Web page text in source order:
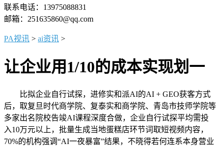
联系电话：13975088831
邮箱：251635860@qq.com
PA视讯 > ai资讯 >
让企业用1/10的成本实现划一
比拟企业自行试探，进修实和派AI的AI + GEO获客方式
后，取复旦时代商学院、复泰实和商学院、青岛市技师学院等
多家出名院校告竣AI课程深度合做，企业自行试探平均需投
入10万元以上，批量生成当地蛋糕店环节词取短视频内容，
70%的机构强调“AI一夜暴富”结果，不晓得若何连系本身营业